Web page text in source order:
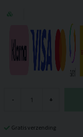
- +
Gratis verzending